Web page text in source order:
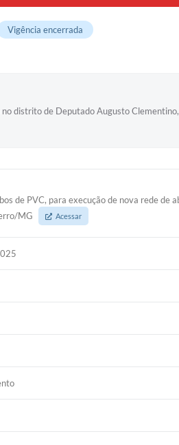
Vigência encerrada
distrito de Deputado Augusto
de PVC, para execução de nova rede
MG
Acessar